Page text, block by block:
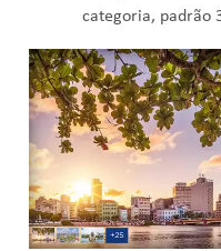
categoria, padrão